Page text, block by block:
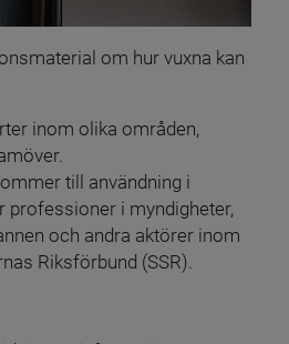
om hur vuxna kan
inom olika områden,
till användning i
professioner i myndigheter,
och andra aktörer inom
Riksförbund (SSR).